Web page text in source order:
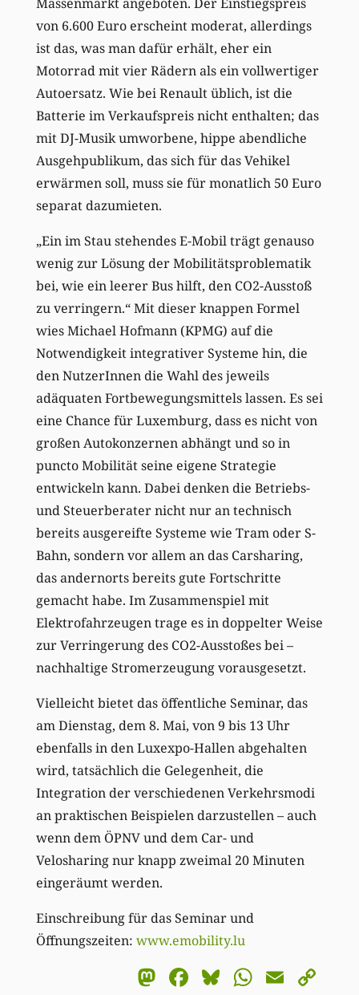
von 6.600 Euro erscheint moderat, allerdings
ist das, was man dafür erhält, eher ein
Motorrad mit vier Rädern als ein vollwertiger
Autoersatz. Wie bei Renault üblich, ist die
Batterie im Verkaufspreis nicht enthalten; das
mit DJ-Musik umworbene, hippe abendliche
Ausgehpublikum, das sich für das Vehikel
erwärmen soll, muss sie für monatlich 50 Euro
separat dazumieten.
„Ein im Stau stehendes E-Mobil trägt genauso
wenig zur Lösung der Mobilitätsproblematik
bei, wie ein leerer Bus hilft, den CO2-Ausstoß
zu verringern.“ Mit dieser knappen Formel
wies Michael Hofmann (KPMG) auf die
Notwendigkeit integrativer Systeme hin, die
den NutzerInnen die Wahl des jeweils
adäquaten Fortbewegungsmittels lassen. Es sei
eine Chance für Luxemburg, dass es nicht von
großen Autokonzernen abhängt und so in
puncto Mobilität seine eigene Strategie
entwickeln kann. Dabei denken die Betriebs-
und Steuerberater nicht nur an technisch
bereits ausgereifte Systeme wie Tram oder S-
Bahn, sondern vor allem an das Carsharing,
das andernorts bereits gute Fortschritte
gemacht habe. Im Zusammenspiel mit
Elektrofahrzeugen trage es in doppelter Weise
zur Verringerung des CO2-Ausstoßes bei –
nachhaltige Stromerzeugung vorausgesetzt.
Vielleicht bietet das öffentliche Seminar, das
am Dienstag, dem 8. Mai, von 9 bis 13 Uhr
ebenfalls in den Luxexpo-Hallen abgehalten
wird, tatsächlich die Gelegenheit, die
Integration der verschiedenen Verkehrsmodi
an praktischen Beispielen darzustellen – auch
wenn dem ÖPNV und dem Car- und
Velosharing nur knapp zweimal 20 Minuten
eingeräumt werden.
Einschreibung für das Seminar und
Öffnungszeiten: www.emobility.lu
Mastodon
Facebook
BlueskyEmail